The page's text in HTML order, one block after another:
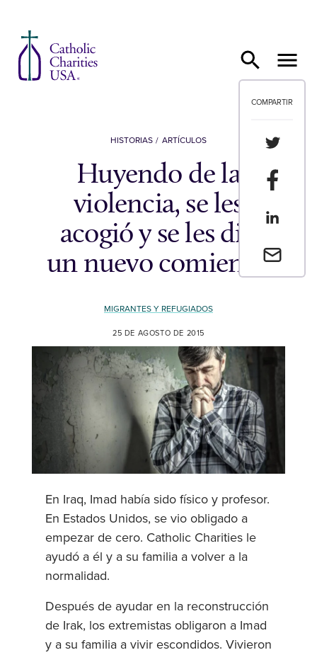
COMPARTIR
Envia un
HISTORIAS ARTÍCULOS
Huyendo de la
violencia, se les
acogió y se les dio
un nuevo comienzo
MIGRANTES Y REFUGIADOS
25 DE AGOSTO DE 2015
En Iraq, Imad había sido físico y profesor.
En Estados Unidos, se vio obligado a
empezar de cero. Catholic Charities le
ayudó a él y a su familia a volver a la
normalidad.
Después de ayudar en la reconstrucción
de Irak, los extremistas obligaron a Imad
y a su familia a vivir escondidos. Vivieron